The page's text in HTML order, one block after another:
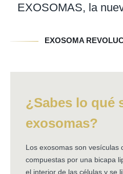
EXOSOMAS, la
EXOSOMA
¿Sabes lo qué
exosomas?
Los exosomas son vesículas
compuestas por una bicapa
el interior de las células y se